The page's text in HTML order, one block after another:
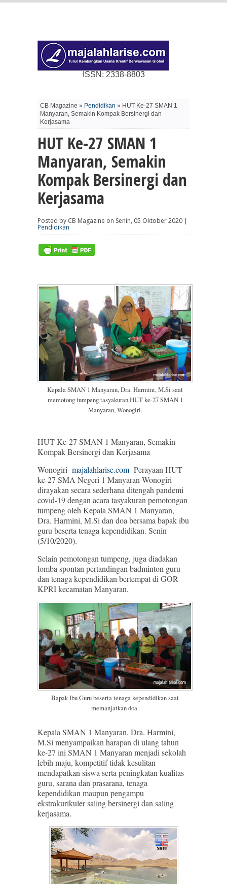
ISSN: 2338-8803
CB Magazine » Pendidikan » HUT Ke-27 SMAN 1
Manyaran, Semakin Kompak Bersinergi dan
Kerjasama
HUT Ke-27 SMAN 1
Manyaran, Semakin
Kompak Bersinergi dan
Kerjasama
Posted by CB Magazine on Senin, 05 Oktober 2020 |
Pendidikan
Kepala SMAN 1 Manyaran, Dra. Harmini, M.Si saat
memotong tumpeng tasyakuran HUT ke-27 SMAN 1
Manyaran, Wonogiri.
HUT Ke-27 SMAN 1 Manyaran, Semakin
Kompak Bersinergi dan Kerjasama
Wonogiri-majalahlarise.com-Perayaan HUT
ke-27 SMA Negeri 1 Manyaran Wonogiri
dirayakan secara sederhana ditengah pandemi
covid-19 dengan acara tasyakuran pemotongan
tumpeng oleh Kepala SMAN 1 Manyaran,
Dra. Harmini, M.Si dan doa bersama bapak ibu
guru beserta tenaga kependidikan. Senin
(5/10/2020).
Selain pemotongan tumpeng, juga diadakan
lomba spontan pertandingan badminton guru
dan tenaga kependidikan bertempat di GOR
KPRI kecamatan Manyaran.
Bapak Ibu Guru beserta tenaga kependidikan saat
memanjatkan doa.
Kepala SMAN 1 Manyaran, Dra. Harmini,
M.Si menyampaikan harapan di ulang tahun
ke-27 ini SMAN 1 Manyaran menjadi sekolah
lebih maju, kompetitif tidak kesulitan
mendapatkan siswa serta peningkatan kualitas
guru, sarana dan prasarana, tenaga
kependidikan maupun pengampu
ekstrakurikuler saling bersinergi dan saling
kerjasama.